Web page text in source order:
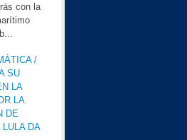
con la
/
SU
LA
LA
DE
DA